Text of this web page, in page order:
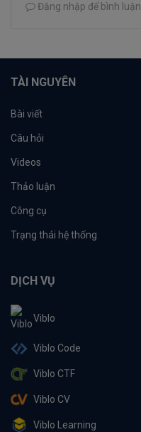
Đăng nhập để bình luận
TÀI NGUYÊN
Bài viết
Câu hỏi
Videos
Thảo luận
Công cụ
Trạng thái hệ thống
DỊCH VỤ
Viblo
Viblo Code
Viblo CTF
Viblo CV
Viblo Learning